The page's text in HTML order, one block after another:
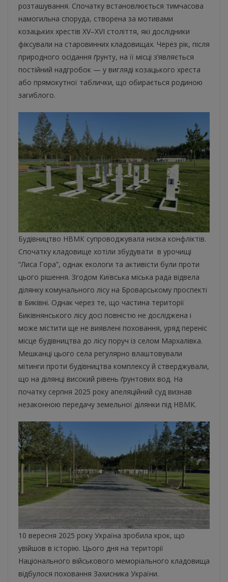
розташування. Спочатку встановлюється тимчасова
намогильна споруда, створена за мотивами
козацьких хрестів XV–XVI століття, які дослідники
фіксували на старовинних кладовищах. Через рік, після
природного осідання ґрунту, на її місці з’являється
постійний надгробок — у вигляді козацького хреста
або прямокутної таблички, що обирається родиною
загиблого.
Будівництво НВМК супроводжувала низка конфліктів.
Спочатку кладовище хотіли збудувати в урочищі
“Лиса Гора”, однак екологи та активісти були проти
цього рішення. Згодом Київська міська рада відвела
ділянку комунального лісу на Броварському проспекті
в Биківні. Однак через те, що частина території
Биківнянського лісу досі повністю не досліджена і
може містити ще не виявлені поховання, уряд переніс
місце будівництва до лісу поруч із селом Мархалівка.
Мешканці цього села регулярно влаштовували
мітинги проти будівництва комплексу й стверджували,
що на ділянці високий рівень ґрунтових вод. На
початку серпня 2025 року апеляційний суд визнав
незаконною передачу земельної ділянки під НВМК.
10 вересня 2025 року Україна зробила крок, що
увійшов в історію. Цього дня на території
Національного військового меморіального кладовища
відбулося поховання Захисника України.